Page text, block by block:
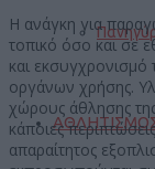
Η ανάγκη για
τοπικό όσο και σε
και
οργάνων χρήσης.
χώρους άθλησης
κάποιες
απαραίτητος